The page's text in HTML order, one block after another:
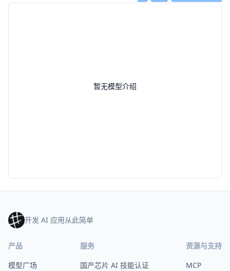
暂无模型介绍
开发 AI 应用从此简单
产品
模型广场
服务
国产芯片 AI 技能认证
资源与支持
MCP